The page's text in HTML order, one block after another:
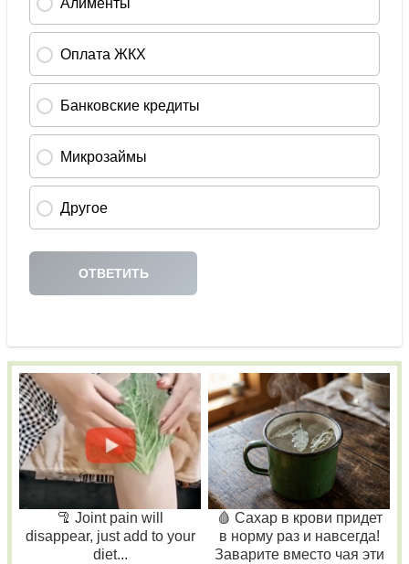
🦿 Joint pain will
disappear, just add to your
diet...
🩸 Сахар в крови придет
в норму раз и навсегда!
Заварите вместо чая эти